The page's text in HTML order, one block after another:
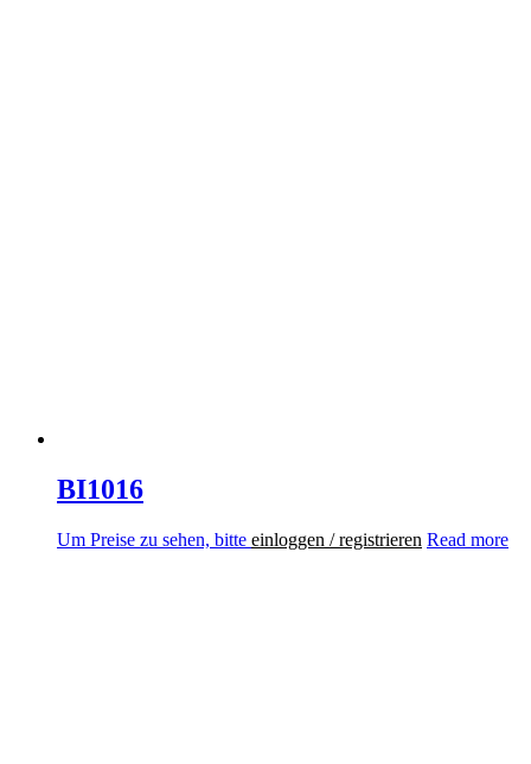
BI1016
Um Preise zu sehen, bitte einloggen / registrieren Read more